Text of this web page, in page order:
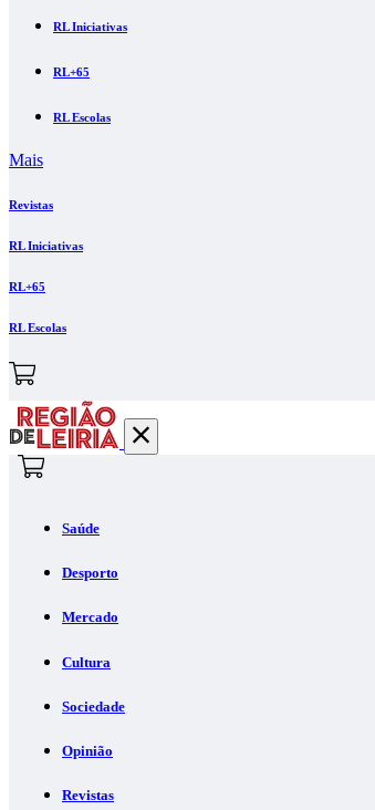
RL Iniciativas
RL+65
RL Escolas
Mais
Revistas
RL Iniciativas
RL+65
RL Escolas
Saúde
Desporto
Mercado
Cultura
Sociedade
Opinião
Revistas